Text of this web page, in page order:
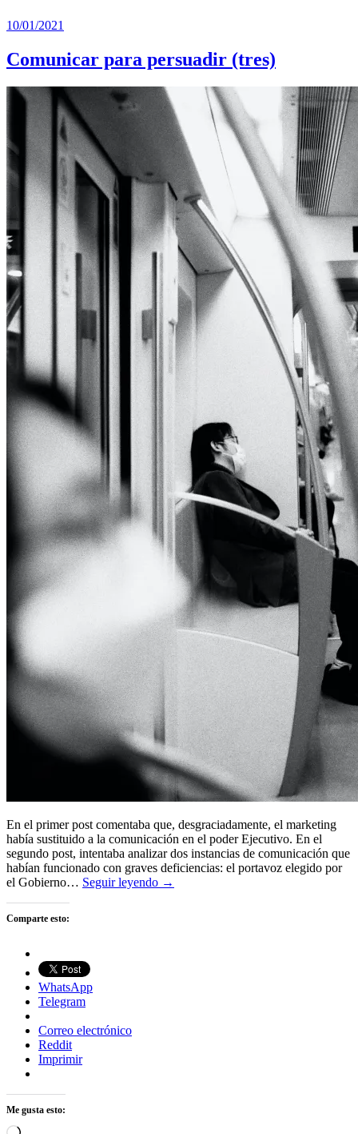
10/01/2021
Comunicar para persuadir (tres)
En el primer post comentaba que, desgraciadamente, el marketing
había sustituido a la comunicación en el poder Ejecutivo. En el
segundo post, intentaba analizar dos instancias de comunicación que
habían funcionado con graves deficiencias: el portavoz elegido por
el Gobierno… Seguir leyendo →
Comparte esto:
WhatsApp
Telegram
Correo electrónico
Reddit
Imprimir
Me gusta esto: